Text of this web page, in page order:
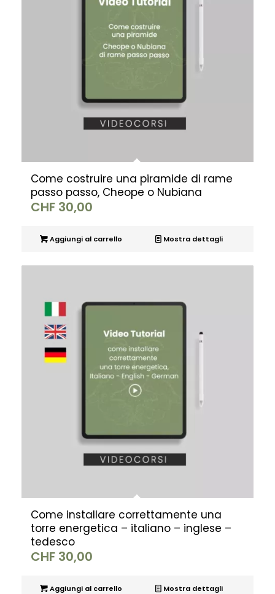
Come costruire una piramide di rame
passo passo, Cheope o Nubiana
CHF30,00
Aggiungi al carrello Mostra dettagli
Come installare correttamente una
torre energetica – italiano – inglese –
tedesco
CHF30,00
Aggiungi al carrello Mostra dettagli